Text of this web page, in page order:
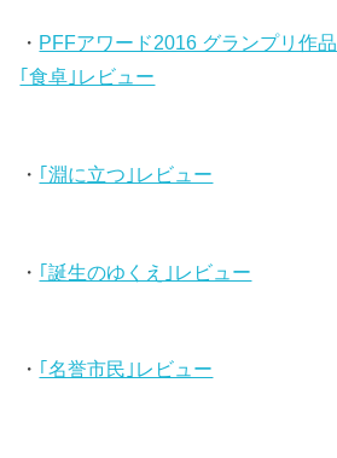
・ PFFアワード2016 グランプリ作品
｢食卓｣レビュー
・ ｢淵に立つ｣レビュー
・ ｢誕生のゆくえ｣レビュー
・ ｢名誉市民｣レビュー